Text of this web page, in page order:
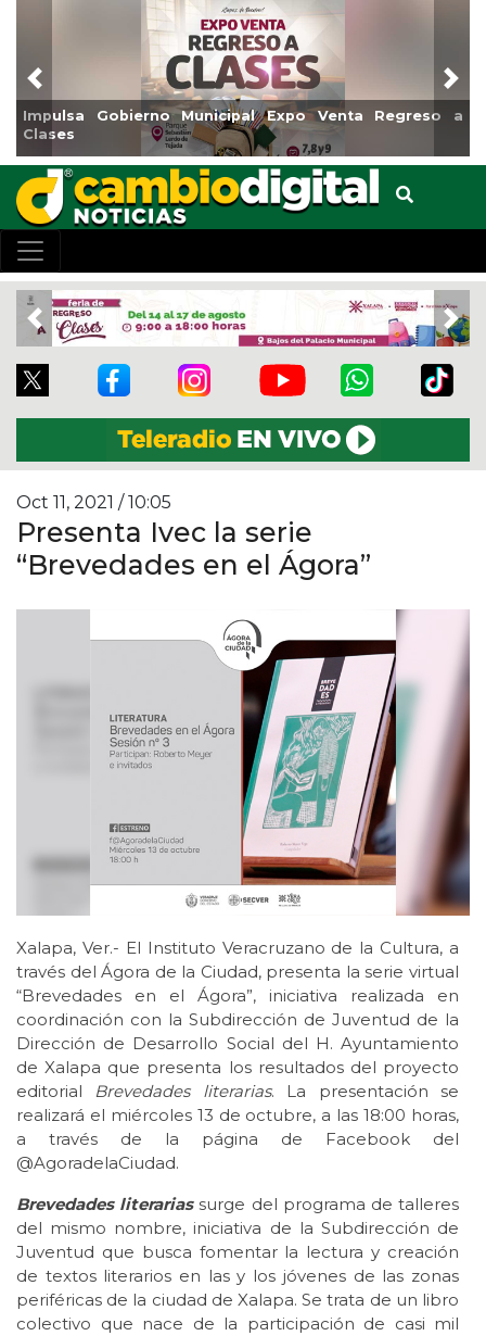
Gobierno Municipal Expo Venta Regreso a
Previous
Previous
Oct 11, 2021 / 10:05
Presenta Ivec la serie
“Brevedades en el Ágora”
Xalapa, Ver.- El Instituto Veracruzano de la Cultura, a
través del Ágora de la Ciudad, presenta la serie virtual
“Brevedades en el Ágora”, iniciativa realizada en
coordinación con la Subdirección de Juventud de la
Dirección de Desarrollo Social del H. Ayuntamiento
de Xalapa que presenta los resultados del proyecto
editorial Brevedades literarias. La presentación se
realizará el miércoles 13 de octubre, a las 18:00 horas,
a través de la página de Facebook del
@AgoradelaCiudad.
Brevedades literariassurge del programa de talleres
del mismo nombre, iniciativa de la Subdirección de
Juventud que busca fomentar la lectura y creación
de textos literarios en las y los jóvenes de las zonas
periféricas de la ciudad de Xalapa. Se trata de un libro
colectivo que nace de la participación de casi mil